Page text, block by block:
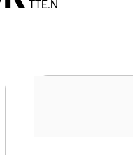
TTE.N